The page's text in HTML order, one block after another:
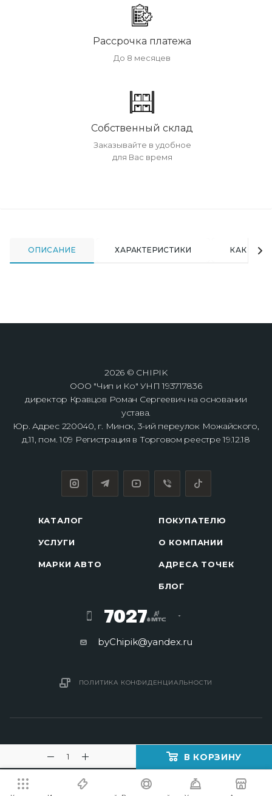
В КОРЗИНУ
Рассрочка платежа
До 8 месяцев
Собственный склад
Заказывайте в удобное
для Вас время
ОПИСАНИЕ ХАРАКТЕРИСТИКИ КАК
2026 © CHIPIK
ООО "Чип и Ко" УНП 193717836
директор Кравцов Роман Сергеевич на основании
устава.
Юр. Адрес 220040, г. Минск, 3-ий переулок Можайского,
д.11, пом. 109 Регистрация в Торговом реестре 19.12.18
КАТАЛОГ
УСЛУГИ
МАРКИ АВТО
ПОКУПАТЕЛЮ
О КОМПАНИИ
АДРЕСА ТОЧЕК
БЛОГ
7027
byChipik@yandex.ru
ПОЛИТИКА КОНФИДЕНЦИАЛЬНОСТИ
2016 - 2026 © Изготовление ключей в Минске